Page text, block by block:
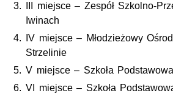
III miejsce – Zespół Szkolno-
Iwinach
IV miejsce – Młodzieżowy
Strzelinie
V miejsce – Szkoła
VI miejsce – Szkoła